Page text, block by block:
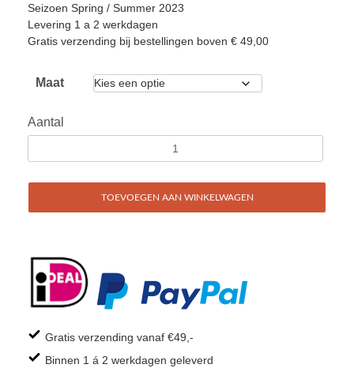
Seizoen Spring / Summer 2023
Levering 1 a 2 werkdagen
Gratis verzending bij bestellingen boven € 49,00
Maat
Aantal
TOEVOEGEN AAN WINKELWAGEN
Gratis verzending vanaf €49,-
Binnen 1 á 2 werkdagen geleverd